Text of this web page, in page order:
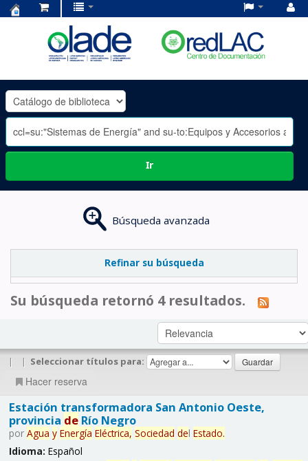
OLADE
-
Ir
Búsqueda avanzada
Refinar su búsqueda
Su búsqueda retornó 4 resultados.
| | Seleccionar títulos para:
Hacer reserva
Estación transformadora San Antonio Oeste,
provincia deRío Negro
por Agua y Energía Eléctrica, Sociedad del Estado.
Idioma: Español